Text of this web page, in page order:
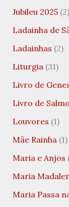
Jubileu 2025(2)
Ladainha de
Ladainhas (2)
Liturgia(31)
Livro de
Livro de
Louvores (1)
Mãe Rainha(1)
Maria e Anjos
Maria
Maria Passa